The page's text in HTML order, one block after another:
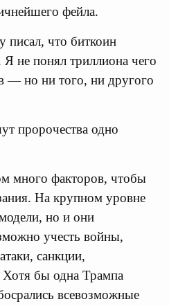
фейла.
что биткоин
Я не понял триллиона чего
— но ни того, ни другого
пророчества одно
много факторов, чтобы
На крупном уровне
но и они
учесть войны,
санкции,
Хотя бы одна Трампа
всевозможные